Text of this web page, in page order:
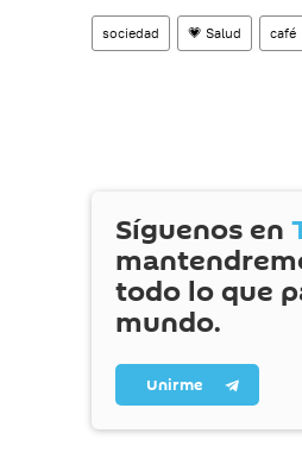
sociedad 💗 Salud café
Síguenos en
todo lo que
mundo.
Unirme